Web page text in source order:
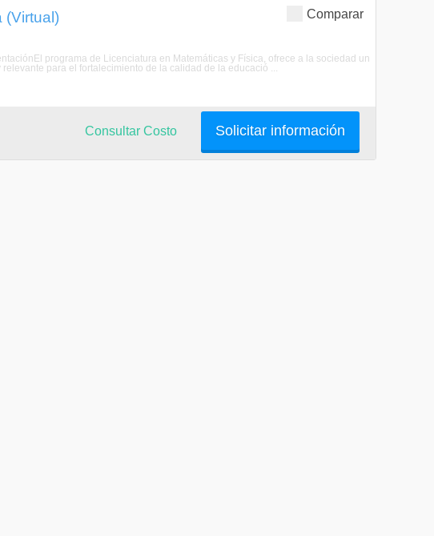
Comparar
(Virtual)
programa de Licenciatura en Matemáticas y Física, ofrece a la sociedad un
para el fortalecimiento de la calidad de la educació ...
Solicitar información
Consultar Costo